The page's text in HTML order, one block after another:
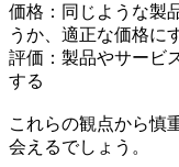
価格：同じような製
うか、適正な価格に
評価：製品やサービ
する
これらの観点から慎
会えるでしょう。